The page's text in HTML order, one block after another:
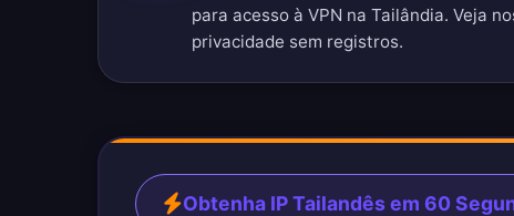
para acesso à VPN na Tailândia. Veja
privacidade sem registros.
Obtenha IP Tailandês em 60